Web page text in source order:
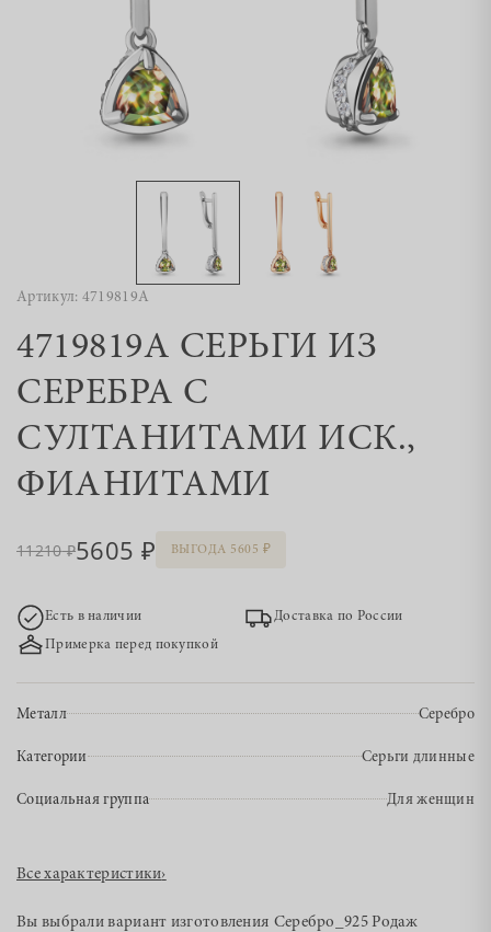
Артикул: 4719819А
4719819А СЕРЬГИ ИЗ
СЕРЕБРА С
СУЛТАНИТАМИ ИСК.,
ФИАНИТАМИ
11210 5605 ВЫГОДА 5605
Есть в наличии
Доставка по России
Примерка перед покупкой
Металл Серебро
Категории Серьги длинные
Социальная группа Для женщин
Все характеристики›
Вы выбрали вариант изготовления Серебро_925 Родаж